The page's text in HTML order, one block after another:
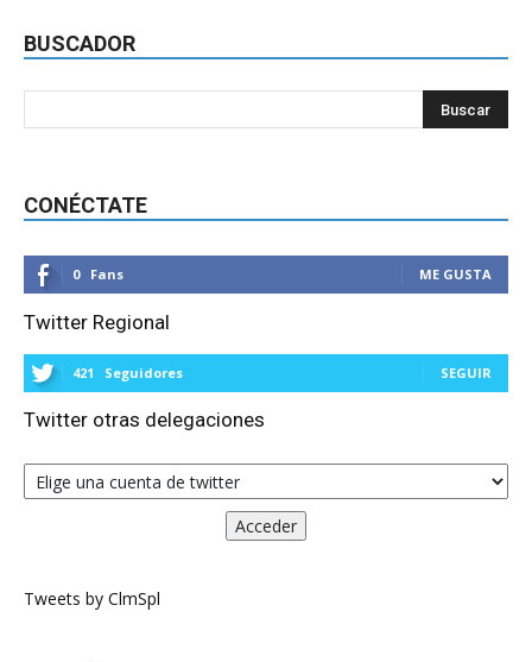
BUSCADOR
CONÉCTATE
0 Fans ME GUSTA
Twitter Regional
421 Seguidores SEGUIR
Twitter otras delegaciones
Tweets by ClmSpl